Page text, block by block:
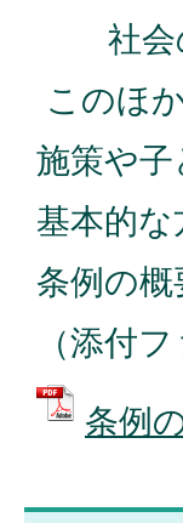
社
このほ
施策や
基本的
条例の
（添付
条例